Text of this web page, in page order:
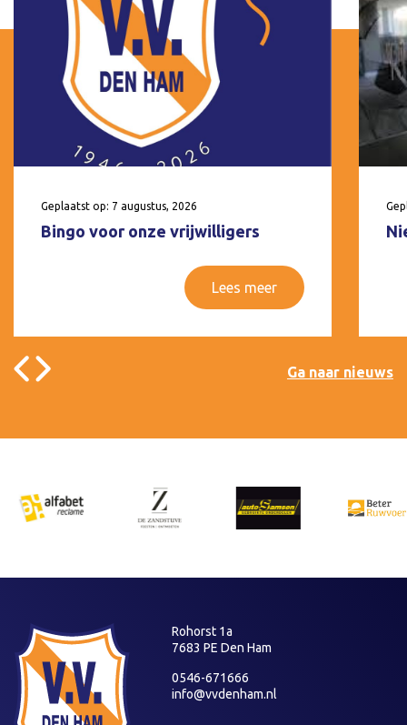
Geplaatst op: 7 augustus, 2026
Bingo voor onze vrijwilligers
Lees meer
Ga naar nieuws
Rohorst 1a
7683 PE Den Ham
0546-671666
info@vvdenham.nl